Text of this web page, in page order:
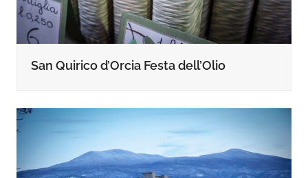
San Quirico d’Orcia Festa dell’Olio